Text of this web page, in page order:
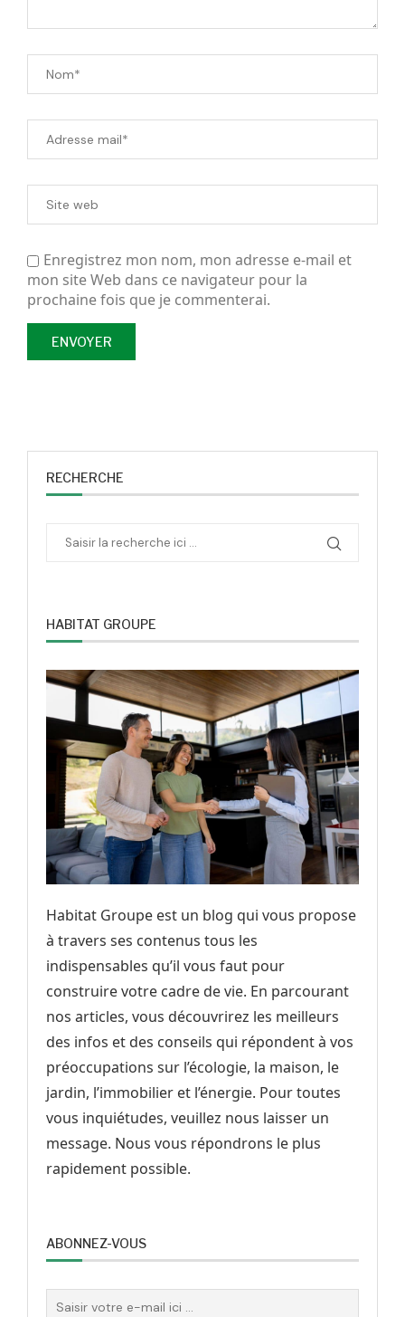
Enregistrez mon nom, mon adresse e-mail et
mon site Web dans ce navigateur pour la
prochaine fois que je commenterai.
RECHERCHE
HABITAT GROUPE
Habitat Groupe est un blog qui vous propose
à travers ses contenus tous les
indispensables qu’il vous faut pour
construire votre cadre de vie. En parcourant
nos articles, vous découvrirez les meilleurs
des infos et des conseils qui répondent à vos
préoccupations sur l’écologie, la maison, le
jardin, l’immobilier et l’énergie. Pour toutes
vous inquiétudes, veuillez nous laisser un
message. Nous vous répondrons le plus
rapidement possible.
ABONNEZ-VOUS